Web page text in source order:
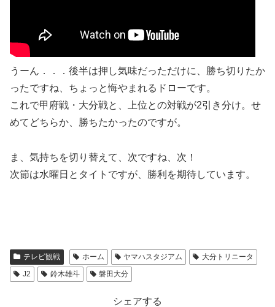
うーん．．．後半は押し気味だっただけに、勝ち切りたか
ったですね、ちょっと悔やまれるドローです。
これで甲府戦・大分戦と、上位との対戦が2引き分け。せ
めてどちらか、勝ちたかったのですが。
ま、気持ちを切り替えて、次ですね、次！
次節は水曜日とタイトですが、勝利を期待しています。
テレビ観戦 ホーム ヤマハスタジアム
大分トリニータ
J2
鈴木雄斗 磐田大分
シェアする